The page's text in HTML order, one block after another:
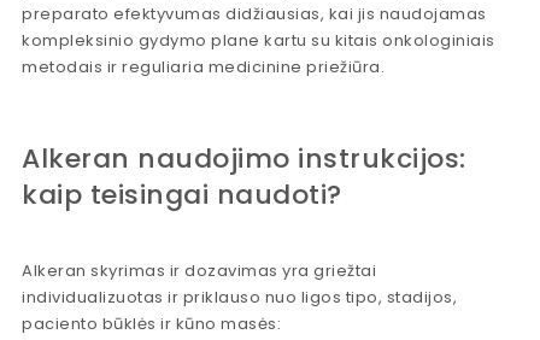
preparato efektyvumas didžiausias, kai jis naudojamas
kompleksinio gydymo plane kartu su kitais onkologiniais
metodais ir reguliaria medicinine priežiūra.
Alkeran naudojimo instrukcijos:
kaip teisingai naudoti?
Alkeran skyrimas ir dozavimas yra griežtai
individualizuotas ir priklauso nuo ligos tipo, stadijos,
paciento būklės ir kūno masės: